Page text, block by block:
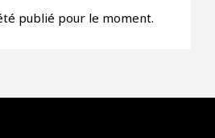
publié pour le moment.